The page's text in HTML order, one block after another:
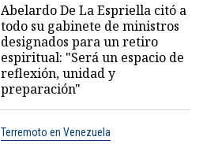
Abelardo De La Espriella citó a
todo su gabinete de ministros
designados para un retiro
espiritual: "Será un espacio de
reflexión, unidad y
preparación"
Terremoto en Venezuela